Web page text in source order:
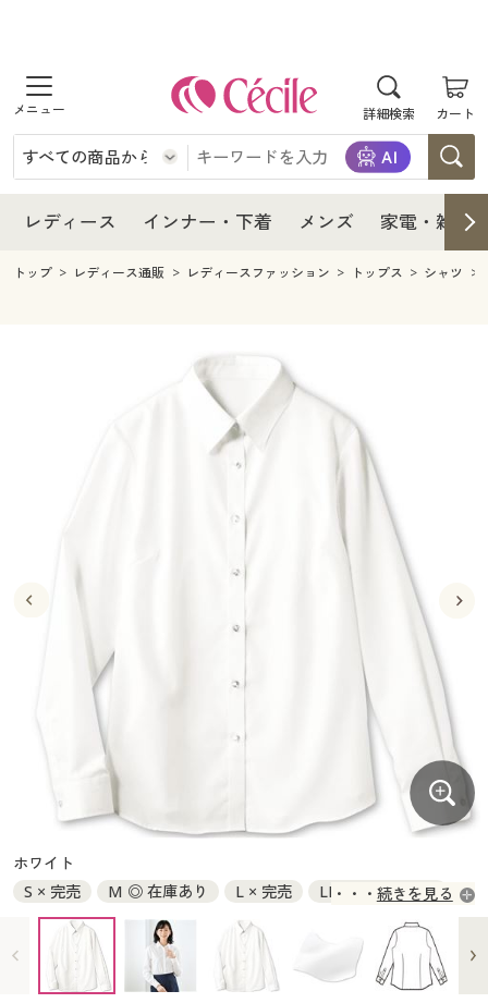
詳細検索 カート
商品を探す
レディース
レディースファッション
インナー・下着
インナー・下着通販すべて
ジュニア・ティーンズ下着
メンズ
寝具・インテリア・家具
寝具・インテリア・家具通販すべて
カーテン・ラグ・ファブリック
ジュニア・ティーンズ下着
大きいサイズ
大きいサイズ レディース服
大きいサイズ レディース下着
大きいサイズ メンズ
大きいサイズ 事務・制服
バーゲンセール
シークレットセール
詳細検索
商品カテゴリ一覧
カタログ
カタログ・チラシからのご注文
デジタルカタログ
カタログ無料プレゼント
レディース インナー・下着 メンズ 家電・雑貨
レディース
レディース通販すべて
レディースファッション
インナー・下着
インナー・下着通販すべて
ジュニア・ティーンズ下着
メンズ
寝具・インテリア・家具通販すべて
大きいサイズ レディース下着
大きいサイズ メンズ
大きいサイズ 事務・制服
シークレットセール
商品カテゴリ一覧
カタログ・チラシからのご注文
カタログ無料プレゼント
会員メニュー
トップ レディース通販 レディースファッション トップス シャツ
ホワイト
S × 完売
M ◎ 在庫あり L × 完売
LL ○ 在庫わずか
3L × 完売
4L × 完売
続きを見る